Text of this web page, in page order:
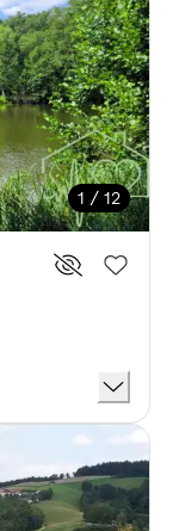
1 / 12